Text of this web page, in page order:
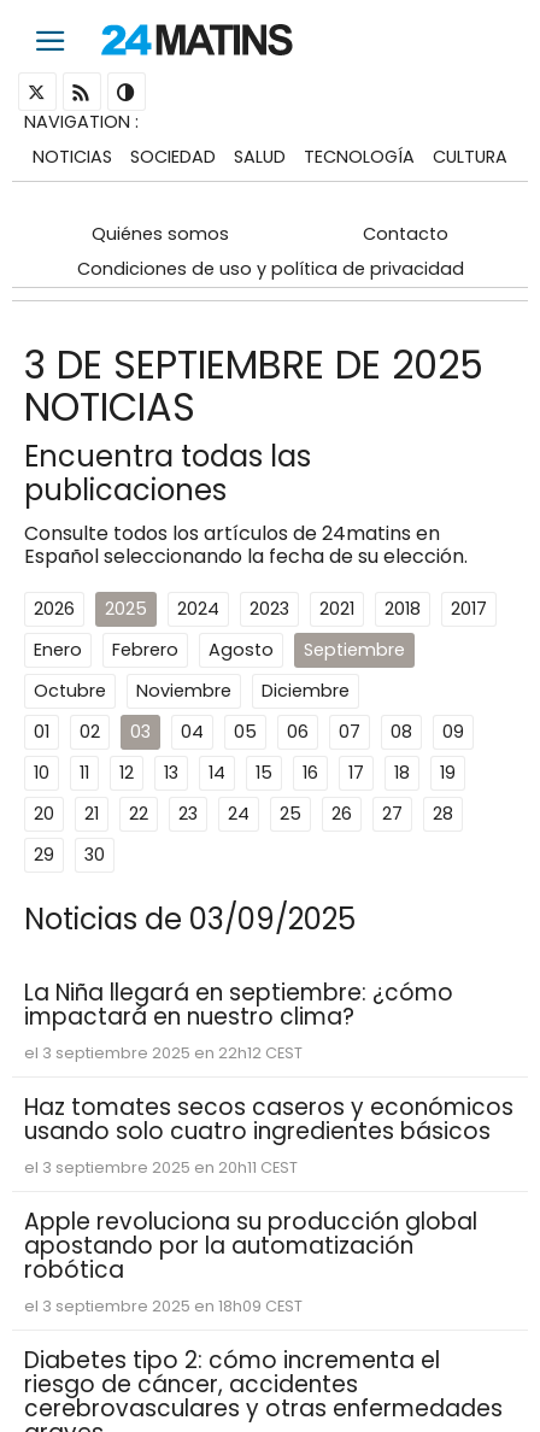
NAVIGATION :
NOTICIAS
SOCIEDAD SALUD TECNOLOGÍA CULTURA
Quiénes somos
Contacto
Condiciones de uso y política de privacidad
3 DE SEPTIEMBRE DE 2025
NOTICIAS
Encuentra todas las
publicaciones
Consulte todos los artículos de 24matins en
Español seleccionando la fecha de su elección.
2026 2025 2024 2023 2021 2018
2017
Enero
Febrero Agosto
Septiembre
Octubre
Noviembre
Diciembre
01
02 03 04 05 06 07 08
09
10
11 12 13 14 15 16 17 18
19
20
21 22 23 24 25 26 27
28
29
30
Noticias de 03/09/2025
La Niña llegará en septiembre: ¿cómo
impactará en nuestro clima?
el 3 septiembre 2025 en 22h12 CEST
Haz tomates secos caseros y económicos
usando solo cuatro ingredientes básicos
el 3 septiembre 2025 en 20h11 CEST
Apple revoluciona su producción global
apostando por la automatización
robótica
el 3 septiembre 2025 en 18h09 CEST
Diabetes tipo 2: cómo incrementa el
riesgo de cáncer, accidentes
cerebrovasculares y otras enfermedades